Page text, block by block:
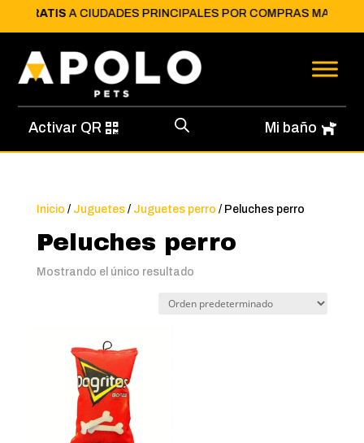
GRATISA CIUDADES PRINCIPALES POR COMPRAS
Activar QR Mi baño
Inicio / Juguetes/ Juguetes perro / Peluches perro
Peluches perro
Mostrando el único resultado